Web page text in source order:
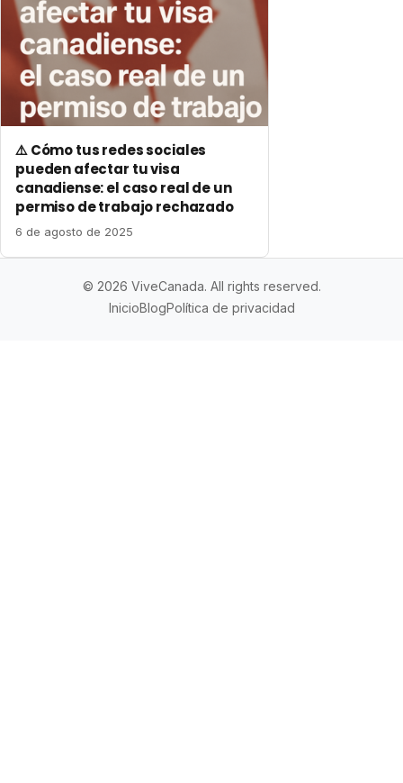
⚠️ Cómo tus redes sociales
pueden afectar tu visa
canadiense: el caso real de un
permiso de trabajo rechazado
6 de agosto de 2025
© 2026 ViveCanada. All rights reserved.
InicioBlogPolítica de privacidad